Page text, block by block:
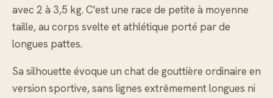
avec 2 à 3,5 kg. C'est une race de petite à moyenne
taille, au corps svelte et athlétique porté par de
longues pattes.
Sa silhouette évoque un chat de gouttière ordinaire en
version sportive, sans lignes extrêmement longues ni